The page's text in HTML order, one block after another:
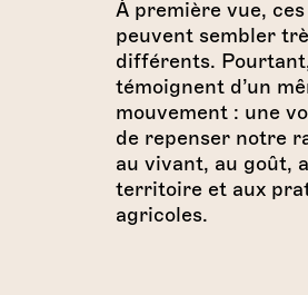
À première vue,
peuvent sembler
différents.
témoignent d’un
mouvement : une
de repenser notre
au vivant, au goût,
territoire et aux
agricoles.